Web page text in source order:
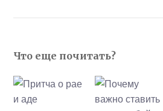
Что еще почитать?